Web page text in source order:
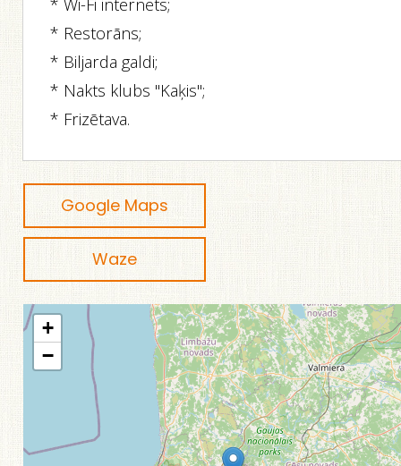
* Wi-Fi internets;
* Restorāns;
* Biljarda galdi;
* Nakts klubs "Kaķis";
* Frizētava.
Google Maps
Waze
+
−